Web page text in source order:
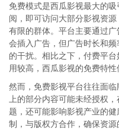
免费模式是西瓜影视最大的
阅，即可访问大部分影视资
有限的群体。平台主要通过
会插入广告，但广告时长和
的干扰。相比之下，付费平
用较高，西瓜影视的免费特性
然而，免费影视平台往往面
上的部分内容可能未经授权
题，还可能影响影视产业的
制，与版权方合作，确保资源